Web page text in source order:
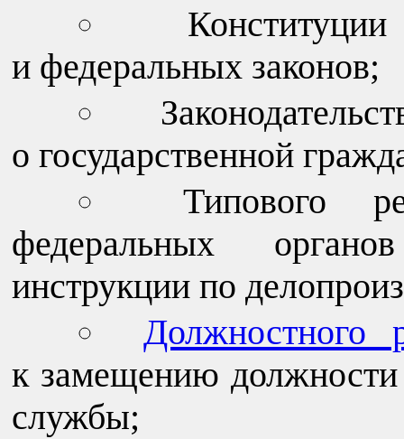
и федеральных законов;
о государственной
Типового
федеральных
инструкции по
Должностного
к замещению должности
службы;